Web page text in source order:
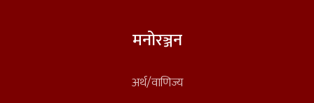
मनोरञ्जन
अर्थ/वाणिज्य